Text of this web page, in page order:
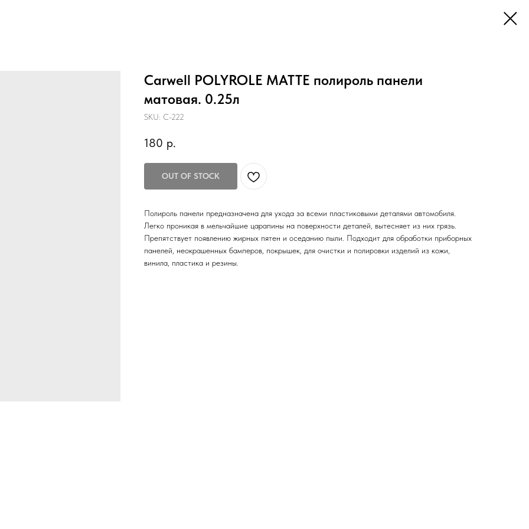
Carwell POLYROLE MATTE полироль панели
матовая. 0.25л
SKU: С-222
180 р.
OUT OF STOCK
Полироль панели предназначена для ухода за всеми пластиковыми деталями автомобиля.
Легко проникая в мельчайшие царапины на поверхности деталей, вытесняет из них грязь.
Препятствует появлению жирных пятен и оседанию пыли. Подходит для обработки приборных
панелей, неокрашенных бамперов, покрышек, для очистки и полировки изделий из кожи,
винила, пластика и резины.